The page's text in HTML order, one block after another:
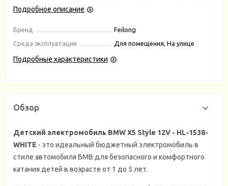
Подробное описание
Бренд
Feilong
Среда эксплуатации
Для помещения, На улице
Подробные характеристики
Обзор
Детский электромобиль BMW X5 Style 12V - HL-1538-
WHITE - это идеальный бюджетный электромобиль в
стиле автомобиля БМВ для безопасного и комфортного
катания детей в возрасте от 1 до 5 лет.